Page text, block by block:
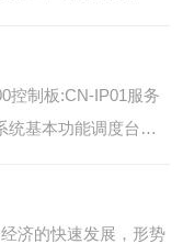
，艾可慕数字通讯将
控制板:CN-IP01服务
统基本功能调度台录
技术，艾可慕数字通
济的快速发展，形势